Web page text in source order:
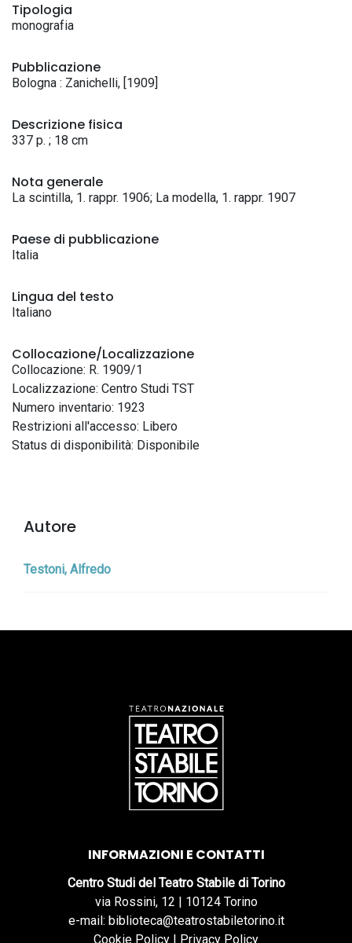
Tipologia
monografia
Pubblicazione
Bologna : Zanichelli, [1909]
Descrizione fisica
337 p. ; 18 cm
Nota generale
La scintilla, 1. rappr. 1906; La modella, 1. rappr. 1907
Paese di pubblicazione
Italia
Lingua del testo
Italiano
Collocazione/Localizzazione
Collocazione: R. 1909/1
Localizzazione: Centro Studi TST
Numero inventario: 1923
Restrizioni all'accesso: Libero
Status di disponibilità: Disponibile
Autore
Testoni, Alfredo
INFORMAZIONI E CONTATTI
Centro Studi del Teatro Stabile di Torino
via Rossini, 12 | 10124 Torino
e-mail: biblioteca@teatrostabiletorino.it
Cookie Policy | Privacy Policy